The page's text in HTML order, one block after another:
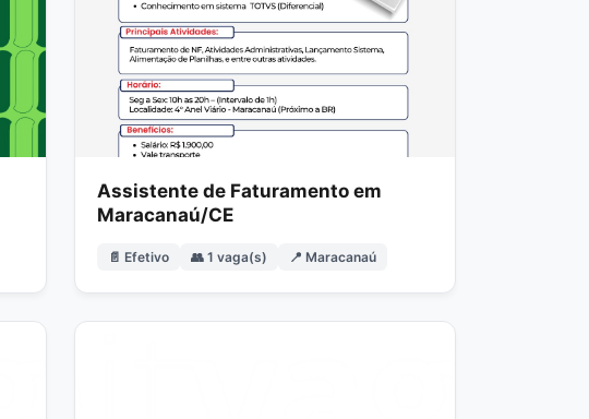
Assistente de Faturamento em
Maracanaú/CE
📄 Efetivo 👥 1 vaga(s) 📍 Maracanaú